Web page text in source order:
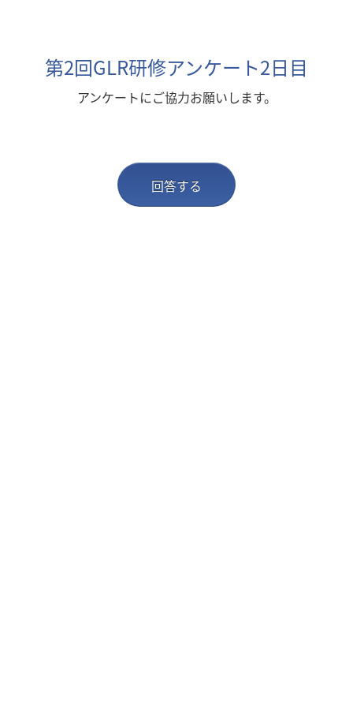
第2回GLR研修アンケート2日目
アンケートにご協力お願いします。
回答する